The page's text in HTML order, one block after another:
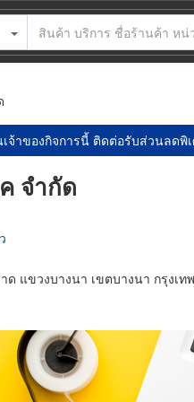
จ้าของกิจการนี้ ติดต่อรับส่วนลดพิ
จำกัด
ด แขวงบางนา เขตบางนา กรุงเท